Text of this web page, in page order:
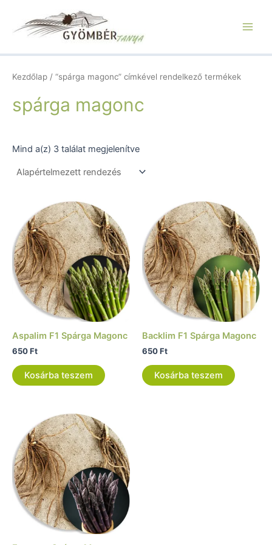
content
Kezdőlap / “spárga magonc” címkével rendelkező termékek
spárga magonc
Mind a(z) 3 találat megjelenítve
Aspalim F1 Spárga Magonc
650Ft
Kosárba teszem
Backlim F1 Spárga Magonc
650Ft
Kosárba teszem